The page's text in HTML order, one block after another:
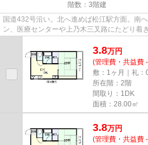
階数：3階建
国道432号沿い。北へ進めば松江駅方面。南
ン、医療センターや上乃木三叉路にたどり着
3.8万円
(管理費・共益費
敷：1ヶ月｜礼：
所在階：2階
間取り：1DK
面積：28.00㎡
3.8万円
(管理費・共益費